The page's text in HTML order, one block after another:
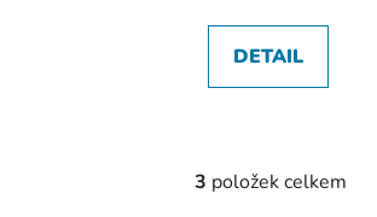
DETAIL
O
3 položek celkem